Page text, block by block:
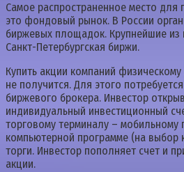
Самое распространенное место для
это фондовый рынок. В России
биржевых площадок. Крупнейшие из
Санкт-Петербургская биржи.
Купить акции компаний
не получится. Для этого
биржевого брокера. Инвестор
индивидуальный инвестиционный
торговому терминалу –
компьютерной программе (на выбор
торги. Инвестор пополняет счет и
акции.